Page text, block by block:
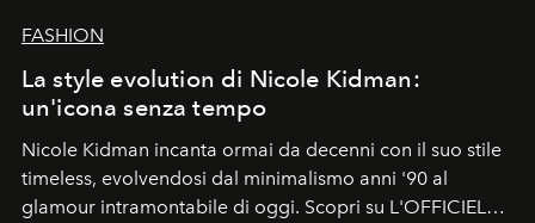
FASHION
La style evolution di Nicole Kidman:
un'icona senza tempo
Nicole Kidman incanta ormai da decenni con il suo stile
timeless, evolvendosi dal minimalismo anni '90 al
glamour intramontabile di oggi. Scopri su L'OFFICIEL